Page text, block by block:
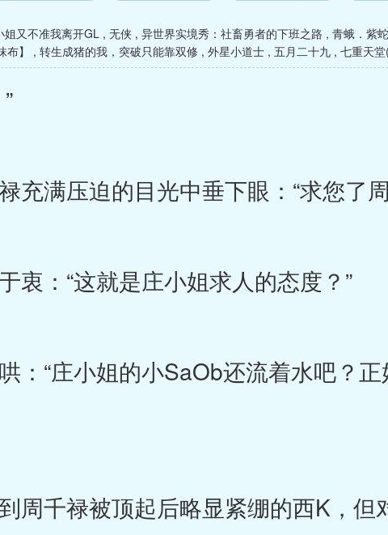
姐又不准我离开GL , 无侠 , 异世界实境秀：社畜勇者的下班之路 , 青蛾．紫
】
, 转生成猪的我，突破只能靠双修 , 外星小道士 , 五月二十九 , 七重天
充满压迫的目光中垂下眼：“求您了
衷：“这就是庄小姐求人的态度？”
：“庄小姐的小SaOb还流着水吧？
周千禄被顶起后略显紧绷的西K，但